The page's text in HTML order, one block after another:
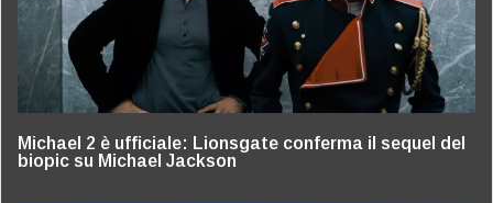
Michael 2 è ufficiale: Lionsgate conferma il sequel del
biopic su Michael Jackson